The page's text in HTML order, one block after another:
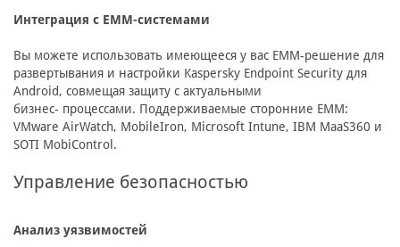
Интеграция с EMM-системами
Вы можете использовать имеющееся у вас EMM-решение для
развертывания и настройки Kaspersky Endpoint Security для
Android, совмещая защиту с актуальными
бизнес- процессами. Поддерживаемые сторонние EMM:
VMware AirWatch, MobileIron, Microsoft Intune, IBM MaaS360 и
SOTI MobiControl.
Управление безопасностью
Анализ уязвимостей